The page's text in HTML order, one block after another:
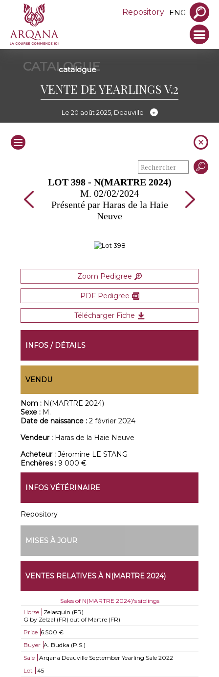
Repository ENG
CATALOGUE
catalogue
VENTE DE YEARLINGS V.2
Le 20 août 2025, Deauville
LOT 398 - N(MARTRE 2024)
M. 02/02/2024
Présenté par Haras de la Haie
Neuve
Zoom Pedigree
PDF Pedigree
Télécharger Fiche
INFOS / DÉTAILS
VENDU
Nom : N(MARTRE 2024)
Sexe : M.
Date de naissance :2 février 2024
Vendeur : Haras de la Haie Neuve
Acheteur :Jéromine LE STANG
Enchères : 9 000 €
INFOS VÉTÉRINAIRE
Repository
MISES À JOUR
VENTES RELATIVES À N(MARTRE 2024)
Sales of N(MARTRE 2024)'s siblings
Horse
Zelasquin (FR)
G by Zelzal (FR) out of Martre (FR)
Price 6.500 €
Buyer A. Budka (P.S.)
Sale
Arqana Deauville September Yearling Sale 2022
Lot
45